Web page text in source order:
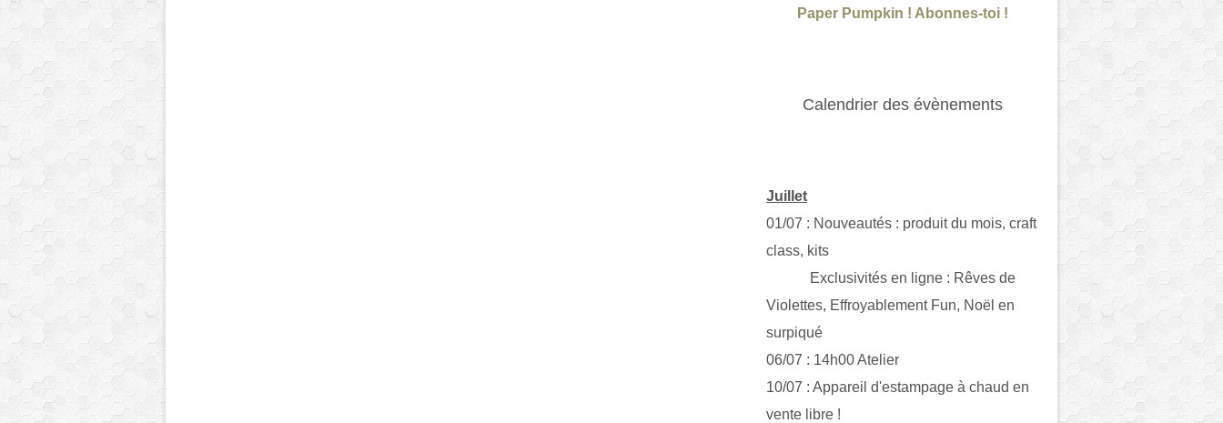
Paper Pumpkin ! Abonnes-toi !
Calendrier des évènements
Juillet
01/07 : Nouveautés : produit du mois, craft
class, kits
Exclusivités en ligne : Rêves de
Violettes, Effroyablement Fun, Noël en
surpiqué
06/07 : 14h00 Atelier
10/07 : Appareil d'estampage à chaud en
vente libre !